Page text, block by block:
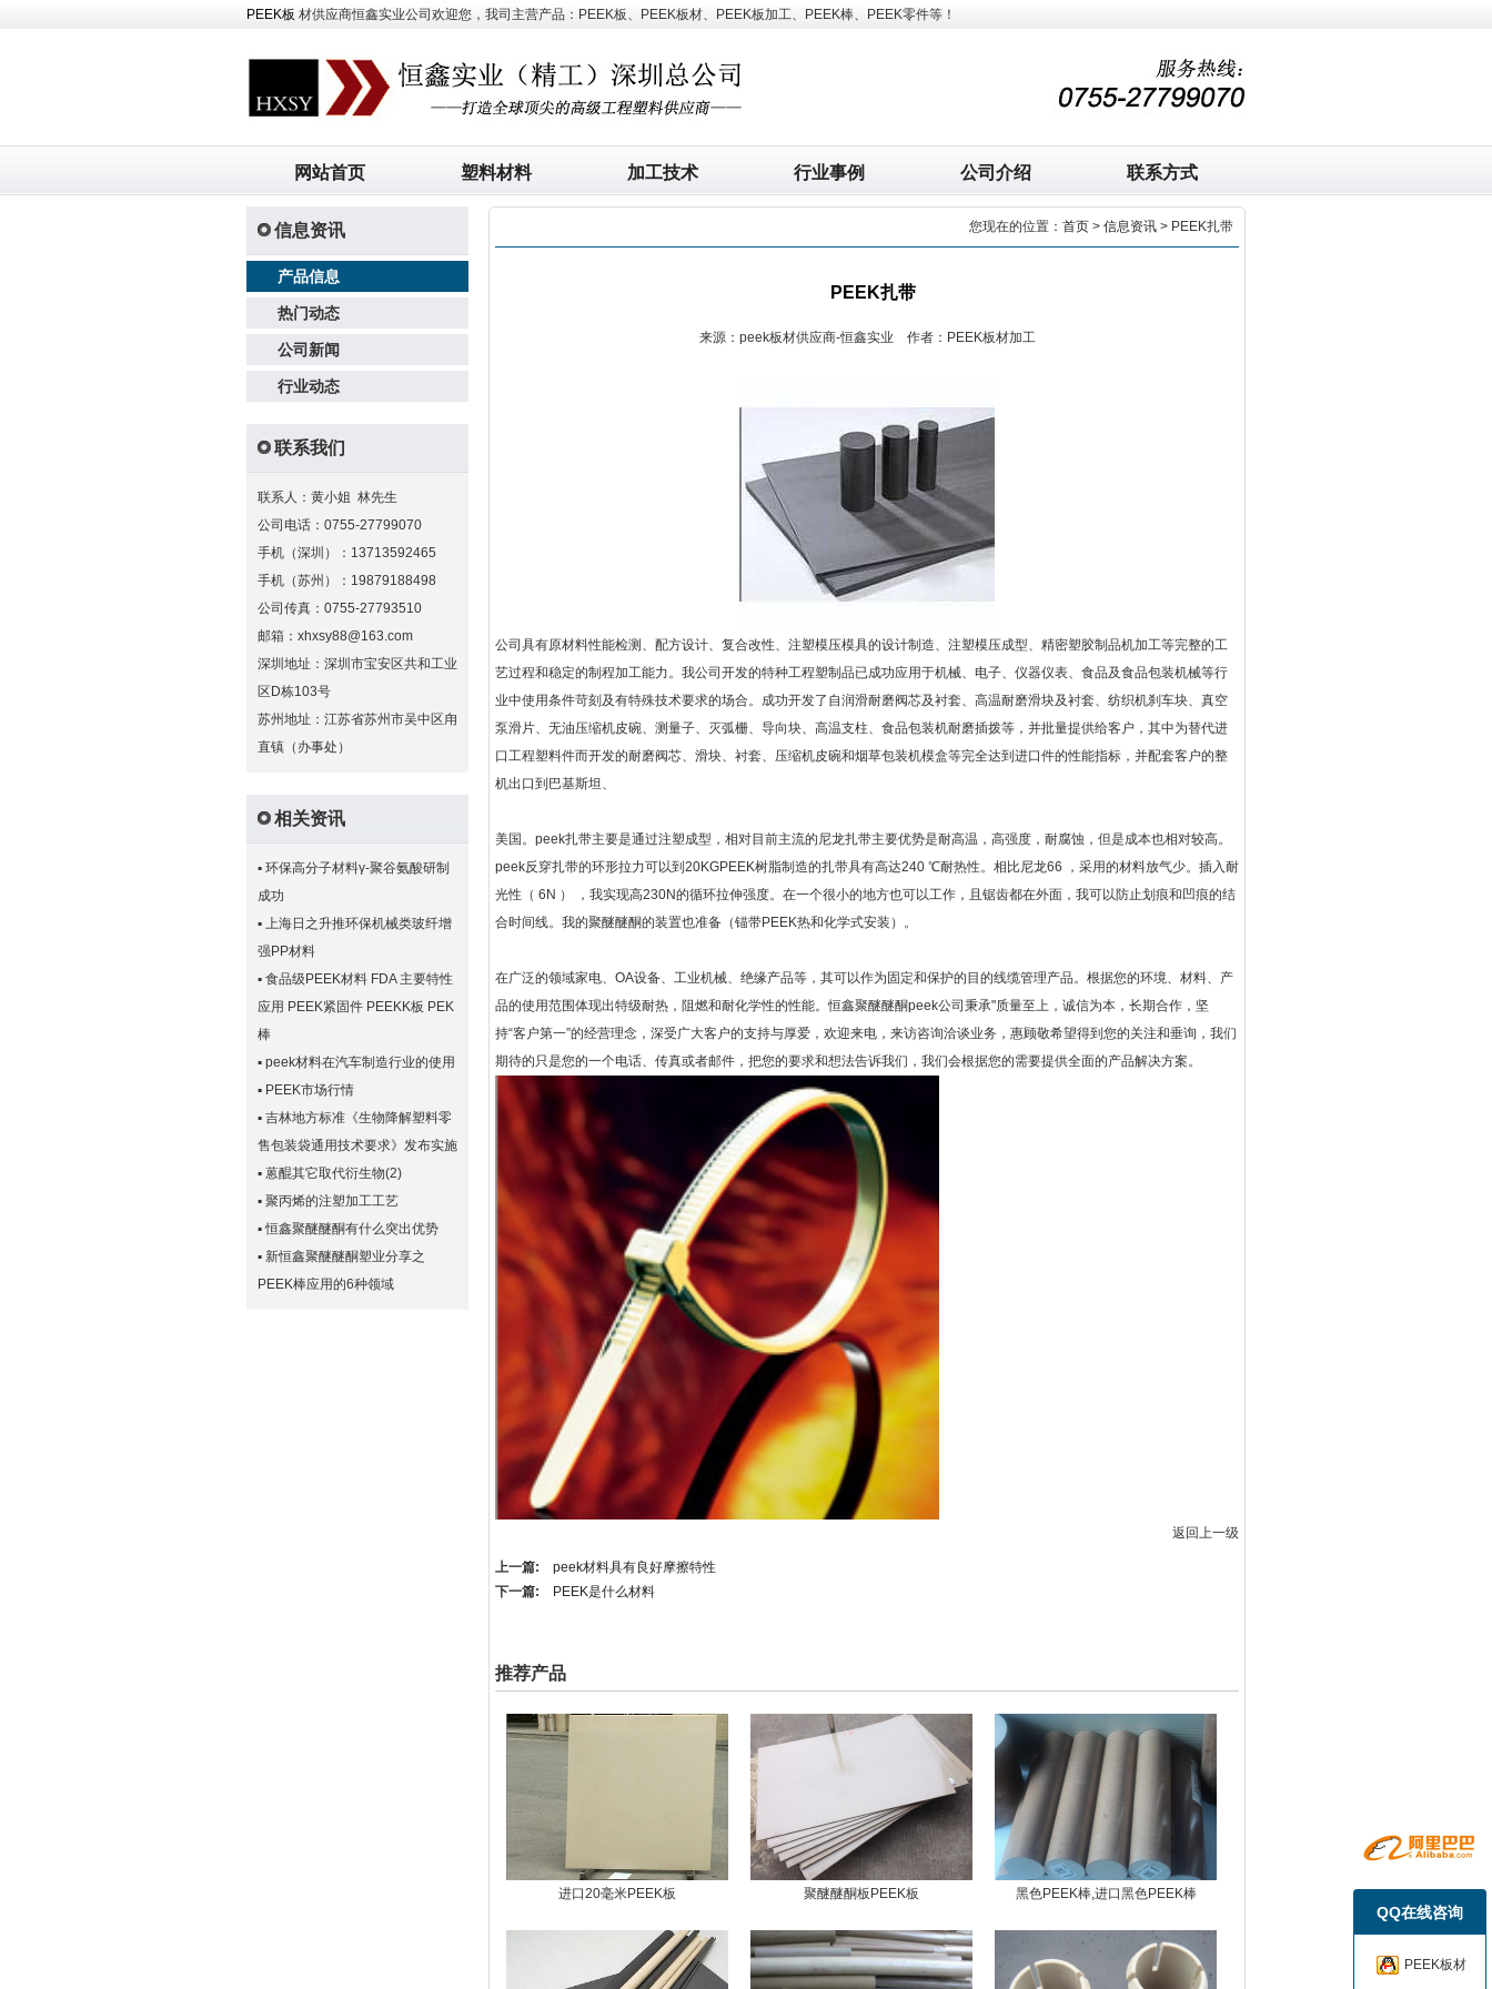
PEEK板 材供应商恒鑫实业公司欢迎您，我司主营产品：PEEK板、PEEK板材、PEEK板加工、PEEK棒、PEEK零件等！
网站首页 塑料材料 加工技术 行业事例 公司介绍 联系方式
信息资讯
产品信息
热门动态
公司新闻
行业动态
联系我们
联系人：黄小姐 林先生
公司电话：0755-27799070
手机（深圳）：13713592465
手机（苏州）：19879188498
公司传真：0755-27793510
邮箱：xhxsy88@163.com
深圳地址：深圳市宝安区共和工业
区D栋103号
苏州地址：江苏省苏州市吴中区甪
直镇（办事处）
相关资讯
▪ 环保高分子材料γ-聚谷氨酸研制
成功
▪ 上海日之升推环保机械类玻纤增
强PP材料
▪ 食品级PEEK材料 FDA 主要特性
应用 PEEK紧固件 PEEKK板 PEK
棒
▪ peek材料在汽车制造行业的使用
▪ PEEK市场行情
▪ 吉林地方标准《生物降解塑料零
售包装袋通用技术要求》发布实施
▪ 蒽醌其它取代衍生物(2)
▪ 聚丙烯的注塑加工工艺
▪恒鑫聚醚醚酮有什么突出优势
▪ 新恒鑫聚醚醚酮塑业分享之
PEEK棒应用的6种领域
您现在的位置： 首页 > 信息资讯 > PEEK扎带
PEEK扎带
来源：peek板材供应商-恒鑫实业 作者：PEEK板材加工
公司具有原材料性能检测、配方设计、复合改性、注塑模压模具的设计制造、注塑模压成型、精密塑胶制品机加工等完整的工
艺过程和稳定的制程加工能力。我公司开发的特种工程塑制品已成功应用于机械、电子、仪器仪表、食品及食品包装机械等行
业中使用条件苛刻及有特殊技术要求的场合。成功开发了自润滑耐磨阀芯及衬套、高温耐磨滑块及衬套、纺织机刹车块、真空
泵滑片、无油压缩机皮碗、测量子、灭弧栅、导向块、高温支柱、食品包装机耐磨插拨等，并批量提供给客户，其中为替代进
口工程塑料件而开发的耐磨阀芯、滑块、衬套、压缩机皮碗和烟草包装机模盒等完全达到进口件的性能指标，并配套客户的整
机出口到巴基斯坦、
美国。peek扎带主要是通过注塑成型，相对目前主流的尼龙扎带主要优势是耐高温，高强度，耐腐蚀，但是成本也相对较高。
peek反穿扎带的环形拉力可以到20KGPEEK树脂制造的扎带具有高达240 ℃耐热性。相比尼龙66 ，采用的材料放气少。插入耐
光性（ 6N ） ，我实现高230N的循环拉伸强度。在一个很小的地方也可以工作，且锯齿都在外面，我可以防止划痕和凹痕的结
合时间线。我的聚醚醚酮的装置也准备（锚带PEEK热和化学式安装）。
在广泛的领域家电、OA设备、工业机械、绝缘产品等，其可以作为固定和保护的目的线缆管理产品。根据您的环境、材料、产
品的使用范围体现出特级耐热，阻燃和耐化学性的性能。恒鑫聚醚醚酮peek公司秉承"质量至上，诚信为本，长期合作，坚
持“客户第一”的经营理念，深受广大客户的支持与厚爱，欢迎来电，来访咨询洽谈业务，惠顾敬希望得到您的关注和垂询，我们
期待的只是您的一个电话、传真或者邮件，把您的要求和想法告诉我们，我们会根据您的需要提供全面的产品解决方案。
返回上一级
上一篇: peek材料具有良好摩擦特性
下一篇:
PEEK是什么材料
推荐产品
进口20毫米PEEK板 聚醚醚酮板PEEK板 黑色PEEK棒,进口黑色PEEK棒
QQ在线咨询
PEEK板材